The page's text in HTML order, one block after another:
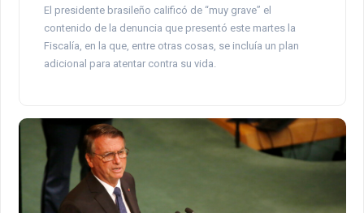
El presidente brasileño calificó de “muy grave” el
contenido de la denuncia que presentó este martes la
Fiscalía, en la que, entre otras cosas, se incluía un plan
adicional para atentar contra su vida.